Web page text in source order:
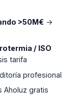
>50M€ →
/ ISO
tarifa
profesional
gratis